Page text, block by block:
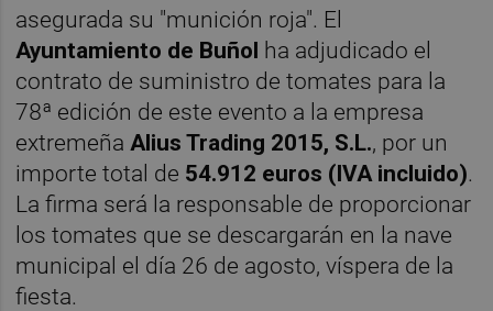
asegurada su "munición roja". El
Ayuntamiento de Buñol ha adjudicado el
contrato de suministro de tomates para la
78ª edición de este evento a la empresa
extremeñaAlius Trading 2015, S.L., por un
importe total de 54.912 euros (IVA incluido).
La firma será la responsable de proporcionar
los tomates que se descargarán en la nave
municipal el día 26 de agosto, víspera de la
fiesta.